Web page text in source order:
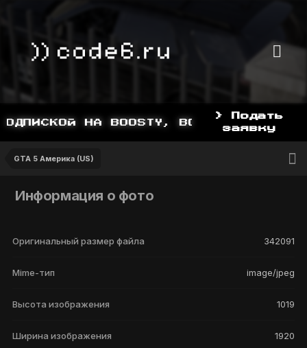
НА BOOSTY, BOOSTY.TO/YDDY
> Подать
заявку
GTA 5 Америка (US)
Информация о фото
Оригинальный размер файла 342091
Mime-тип image/jpeg
Высота изображения 1019
Ширина изображения 1920